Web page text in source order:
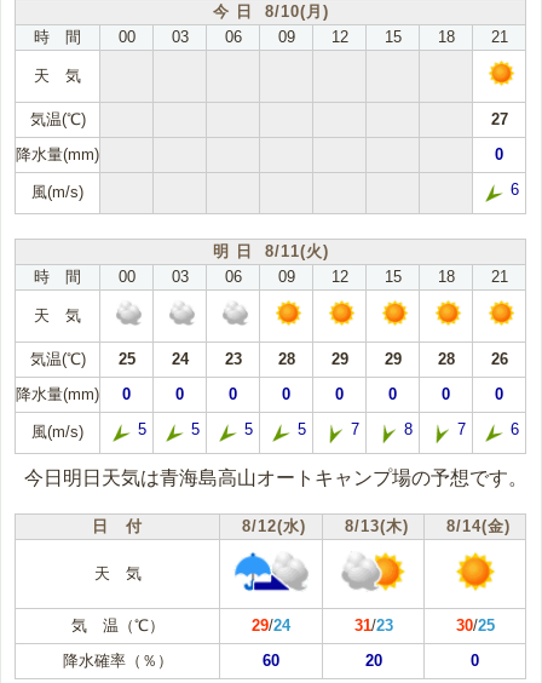
今 日 8/10(月)
時 間
00 03 06 09 12 15 18 21
天 気
気温(℃)
27
降水量(mm)
0
風(m/s) 6
明 日 8/11(火)
時 間
00 03 06 09 12 15 18 21
天 気
気温(℃) 25 24 23 28 29 29 28
26
降水量(mm)
0 0 0 0 0 0 0 0
風(m/s) 5 5 5 5 7 8 7 6
今日明日天気は青海島高山オートキャンプ場の予想です。
日 付 8/12(水) 8/13(木) 8/14(金)
天 気
気 温（℃） 29/24 31/23 30/25
降水確率（％）
60 20 0